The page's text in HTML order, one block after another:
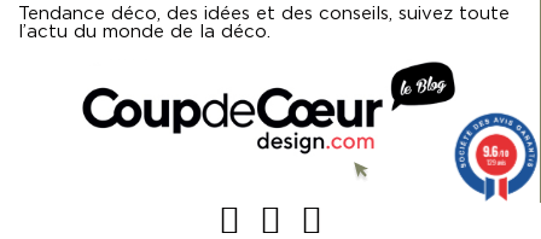
Tendance déco, des idées et des conseils, suivez toute
l’actu du monde de la déco.
9.6/10
129 avis